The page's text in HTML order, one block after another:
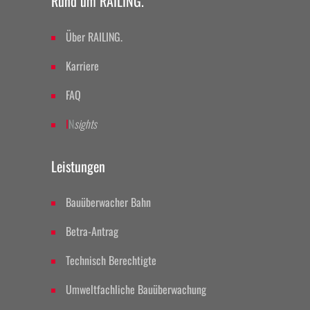
Über RAILING.
Karriere
FAQ
INsights
Leistungen
Bauüberwacher Bahn
Betra-Antrag
Technisch Berechtigte
Umweltfachliche Bauüberwachung